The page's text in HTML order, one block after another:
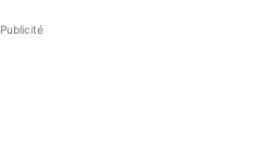
Publicité